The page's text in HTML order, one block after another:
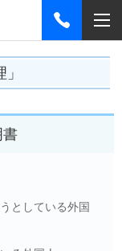
書
としている外国